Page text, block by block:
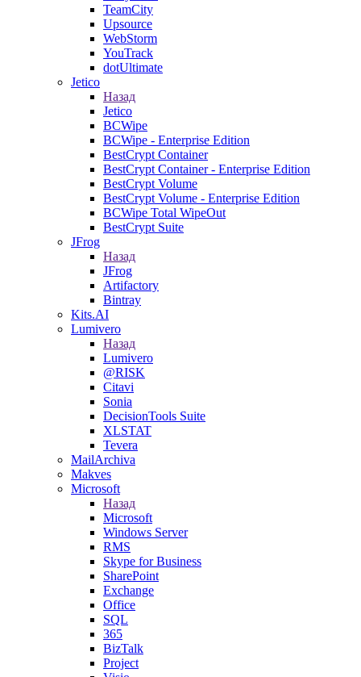
TeamCity
Upsource
WebStorm
YouTrack
dotUltimate
Jetico
Назад
Jetico
BCWipe
BCWipe - Enterprise Edition
BestCrypt Container
BestCrypt Container - Enterprise Edition
BestCrypt Volume
BestCrypt Volume - Enterprise Edition
BCWipe Total WipeOut
BestCrypt Suite
JFrog
Назад
JFrog
Artifactory
Bintray
Kits.AI
Lumivero
Назад
Lumivero
@RISK
Citavi
Sonia
DecisionTools Suite
XLSTAT
Tevera
MailArchiva
Makves
Microsoft
Назад
Microsoft
Windows Server
RMS
Skype for Business
SharePoint
Exchange
Office
SQL
365
BizTalk
Project